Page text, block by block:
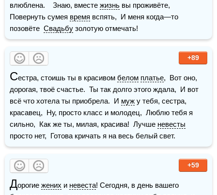
влюблена.    Знаю, вместе жизнь вы проживёте,
Повернуть сумея время вспять,  И меня когда—то
позовёте Свадьбу золотую отмечать!
+89
Сестра, стоишь ты в красивом белом платье,  Вот оно,
дорогая, твоё счастье.  Ты так долго этого ждала,  И вот
всё что хотела ты приобрела.  И муж у тебя, сестра,
красавец,  Ну, просто класс и молодец,  Люблю тебя я
сильно,  Как же ты, милая, красива!  Лучше невесты
просто нет,  Готова кричать я на весь белый свет.
+59
Дорогие жених и невеста